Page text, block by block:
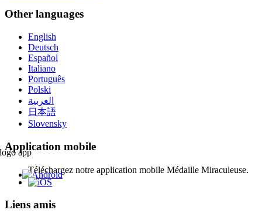
Other languages
English
Deutsch
Español
Italiano
Português
Polski
العربية
日本語
Slovensky
Application mobile
Téléchargez notre application mobile Médaille Miraculeuse.
Liens amis